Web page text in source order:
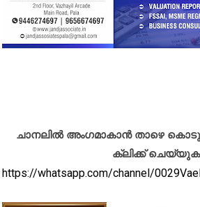
ചാനലിൽ അംഗമാകാൻ താഴെ
ക്ലിക്ക് ചെയ്യുക
https://whatsapp.com/channel/